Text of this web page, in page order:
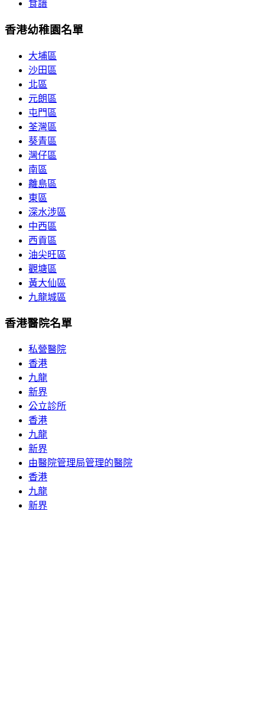
食譜
香港幼稚園名單
大埔區
沙田區
北區
元朗區
屯門區
荃灣區
葵青區
灣仔區
南區
離島區
東區
深水涉區
中西區
西貢區
油尖旺區
觀塘區
黃大仙區
九龍城區
香港醫院名單
私營醫院
香港
九龍
新界
公立診所
香港
九龍
新界
由醫院管理局管理的醫院
香港
九龍
新界